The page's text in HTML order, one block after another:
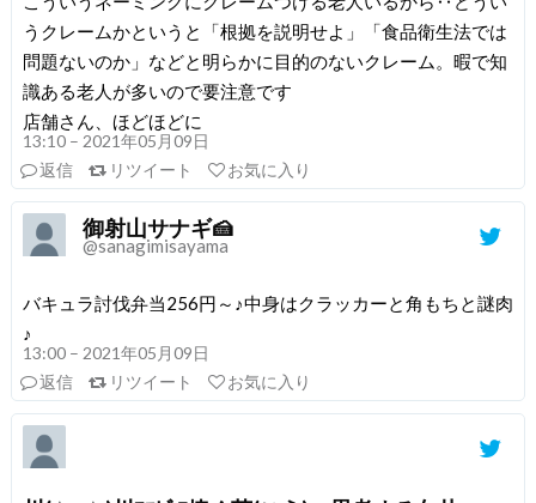
うクレームかというと「根拠を説明せよ」「食品衛生法では
問題ないのか」などと明らかに目的のないクレーム。暇で知
識ある老人が多いので要注意です
店舗さん、ほどほどに
13:10 – 2021年05月09日
返信
リツイート お気に入り
御射山サナギ🍰
@sanagimisayama
バキュラ討伐弁当256円～♪中身はクラッカーと角もちと謎肉
♪
13:00 – 2021年05月09日
返信
リツイート お気に入り